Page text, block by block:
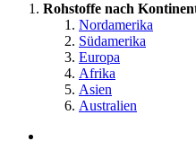
Rohstoffe nach
Nordamerika
Südamerika
Europa
Afrika
Asien
Australien